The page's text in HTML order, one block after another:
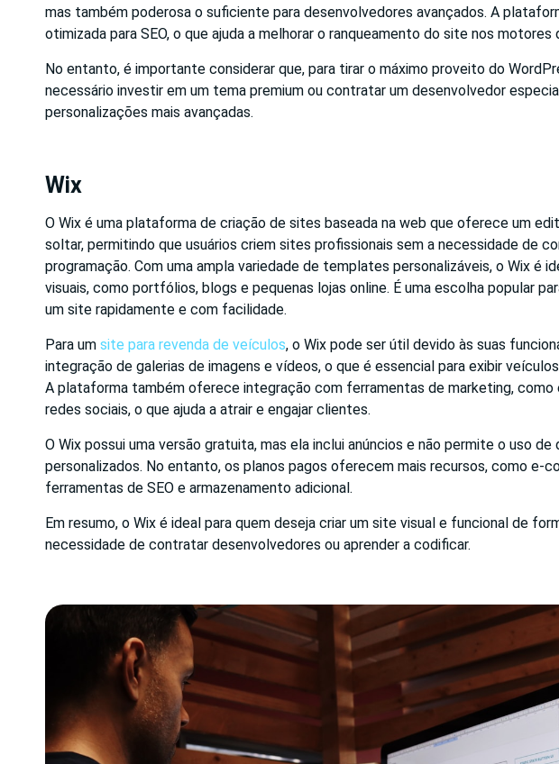
mas também poderosa o suficiente para desenvolvedores avançados. A
otimizada para SEO, o que ajuda a melhorar o ranqueamento do site nos motores
No entanto, é importante considerar que, para tirar o máximo proveito do
necessário investir em um tema premium ou contratar um desenvolvedor
personalizações mais avançadas.
Wix
O Wix é uma plataforma de criação de sites baseada na web que oferece um
soltar, permitindo que usuários criem sites profissionais sem a necessidade de
programação. Com uma ampla variedade de templates personalizáveis, o Wix é
visuais, como portfólios, blogs e pequenas lojas online. É uma escolha popular
um site rapidamente e com facilidade.
Para um site para revenda de veículos, o Wix pode ser útil devido às suas
integração de galerias de imagens e vídeos, o que é essencial para exibir
A plataforma também oferece integração com ferramentas de marketing, como
redes sociais, o que ajuda a atrair e engajar clientes.
O Wix possui uma versão gratuita, mas ela inclui anúncios e não permite o uso de
personalizados. No entanto, os planos pagos oferecem mais recursos, como e-
ferramentas de SEO e armazenamento adicional.
Em resumo, o Wix é ideal para quem deseja criar um site visual e funcional de
necessidade de contratar desenvolvedores ou aprender a codificar.